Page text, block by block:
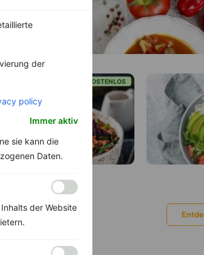
der
policy
Immer aktiv
sie kann die
Daten.
der Website